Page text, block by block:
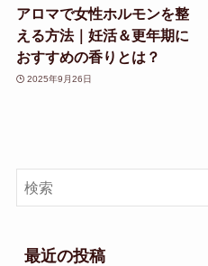
アロマで女性ホルモンを整
える方法｜妊活＆更年期に
おすすめの香りとは？
2025年9月26日
最近の投稿